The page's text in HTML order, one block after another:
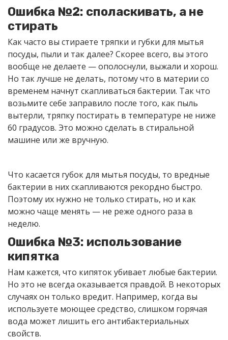
Ошибка №2: споласкивать, а не
стирать
Как часто вы стираете тряпки и губки для мытья
посуды, пыли и так далее? Скорее всего, вы этого
вообще не делаете — ополоснули, выжали и хорош.
Но так лучше не делать, потому что в материи со
временем начнут скапливаться бактерии. Так что
возьмите себе заправило после того, как пыль
вытерли, тряпку постирать в температуре не ниже
60 градусов. Это можно сделать в стиральной
машине или же вручную.
Что касается губок для мытья посуды, то вредные
бактерии в них скапливаются рекордно быстро.
Поэтому их нужно не только стирать, но и как
можно чаще менять — не реже одного раза в
неделю.
Ошибка №3: использование
кипятка
Нам кажется, что кипяток убивает любые бактерии.
Но это не всегда оказывается правдой. В некоторых
случаях он только вредит. Например, когда вы
используете моющее средство, слишком горячая
вода может лишить его антибактериальных
свойств.